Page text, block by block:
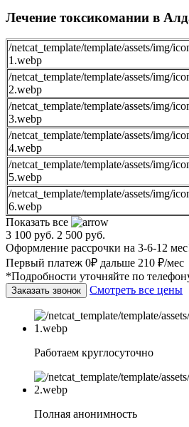
Лечение токсикомании в
/netcat_template/template/assets/img/
1.webp
/netcat_template/template/assets/img/
2.webp
/netcat_template/template/assets/img/
3.webp
/netcat_template/template/assets/img/
4.webp
/netcat_template/template/assets/img/
5.webp
/netcat_template/template/assets/img/
6.webp
Показать все
3 100 руб. 2 500 руб.
Оформление рассрочки на 3-6-12
Первый платеж 0₽ дальше 210 ₽/мес
*Подробности уточняйте по
Заказать звонок Смотреть все цены
Работаем круглосуточно
Полная анонимность